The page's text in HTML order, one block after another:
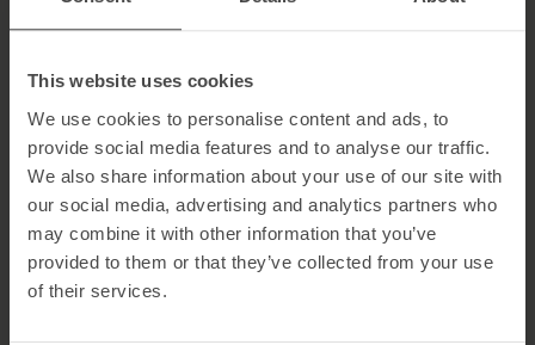
This website uses cookies
We use cookies to personalise content and ads, to
provide social media features and to analyse our traffic.
We also share information about your use of our site with
our social media, advertising and analytics partners who
may combine it with other information that you’ve
provided to them or that they’ve collected from your use
of their services.
5. Identifica os activos de informação críticos
quem tem acesso permite às organizações dar prioridade à
proteção e reduzir a exposição.
6. Cria um plano de resposta a incidentes
Um plano de resposta a incidentes garante que o pessoal sabe
como comunicar ameaças e responder rapidamente, reduzindo
o impacto financeiro e na reputação.
Sabe mais sobre as soluções MetaCompliance